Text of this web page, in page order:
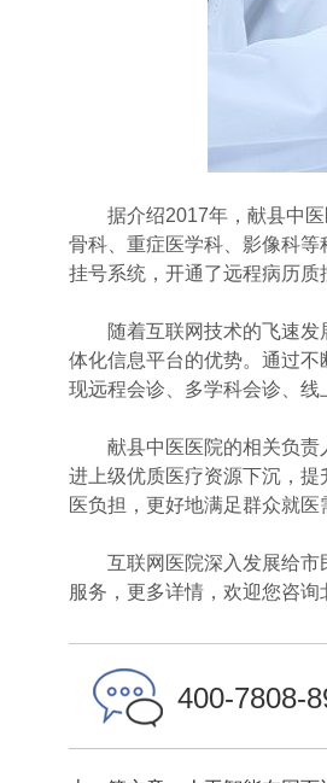
据介绍2017年，献县中医
骨科、重症医学科、影像科
挂号系统，开通了远程病历质
随着互联网技术的飞速发展
体化信息平台的优势。通过
现远程会诊、多学科会诊、线
献县中医医院的相关负责人
进上级优质医疗资源下沉，提
医负担，更好地满足群众就医
互联网医院深入发展给市民
服务，更多详情，欢迎您咨询
400-7808-